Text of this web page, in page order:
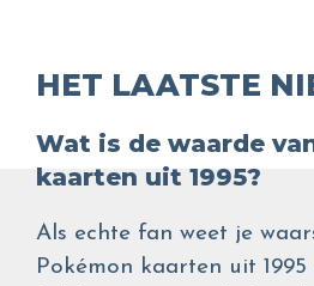
HET LAATSTE
Wat is de waarde
kaarten uit 1995?
Als echte fan weet je
Pokémon kaarten uit